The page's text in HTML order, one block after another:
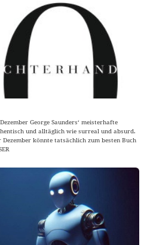
George Saunders‘ meisterhafte
und alltäglich wie surreal und absurd.
Dezember könnte tatsächlich zum besten Buch